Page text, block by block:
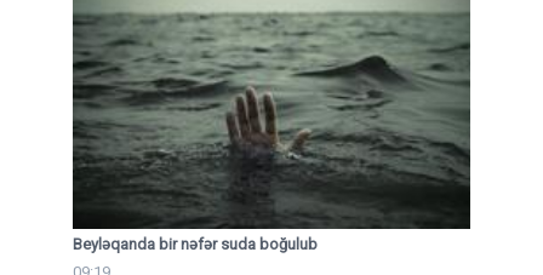
Beyləqanda bir nəfər suda boğulub